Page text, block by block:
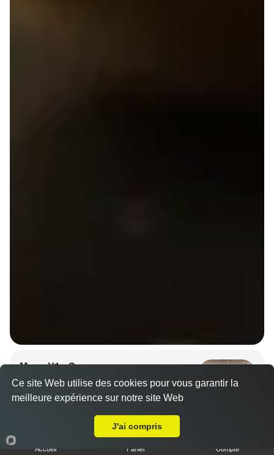
Menu V1 - Gyoza
14.50 €
6 gyozas, 8 California saumon avocat, 1 soupe et 1
salade.
Accueil Panier Compte
Ce site Web utilise des cookies pour vous garantir la
meilleure expérience sur notre site Web
J'ai compris